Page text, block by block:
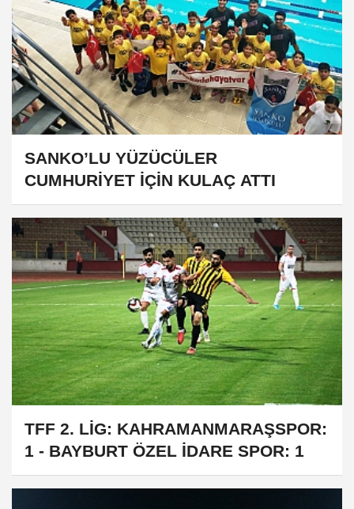
SANKO’LU YÜZÜCÜLER
CUMHURİYET İÇİN KULAÇ ATTI
TFF 2. LİG: KAHRAMANMARAŞSPOR:
1 - BAYBURT ÖZEL İDARE SPOR: 1